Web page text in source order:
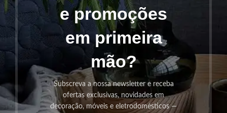
e promoções
em primeira
mão?
Subscreva a nossa newsletter e receba
ofertas exclusivas, novidades em
decoração, móveis e eletrodomésticos —